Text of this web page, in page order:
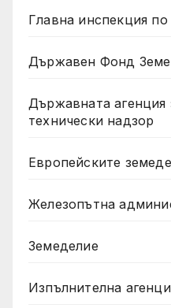
Главна инспекция по
Държавен Фонд
Държавната агенция
технически надзор
Европейските
Железопътна
Земеделие
Изпълнителна